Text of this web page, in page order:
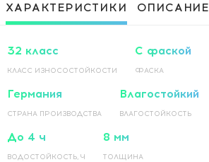
покрытия на основание по прямой
Приклеивание ламинированного
ХАРАКТЕРИСТИКИ ОПИСАНИЕ
32 класс
КЛАСС ИЗНОСОСТОЙКОСТИ
С фаской
ФАСКА
Германия
СТРАНА ПРОИЗВОДСТВА
Влагостойкий
ВЛАГОСТОЙКОСТЬ
До 4 ч
ВОДОСТОЙКОСТЬ, Ч
8 мм
ТОЛЩИНА